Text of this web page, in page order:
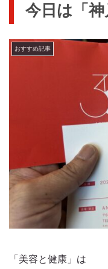
今日は「
おすすめ記事
「美容と健康」は